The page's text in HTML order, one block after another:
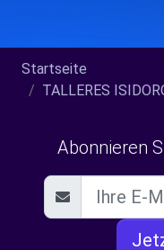
Startseite
TALLERES
Abonnieren